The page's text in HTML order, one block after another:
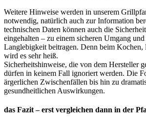
Weitere Hinweise werden in unserem
notwendig, natürlich auch zur Information
technischen Daten können auch die
eingehalten – zu einem sicheren Umgang
Langlebigkeit beitragen. Denn beim Kochen,
wird es sehr heiß.
Sicherheitshinweise, die von dem Hersteller
dürfen in keinem Fall ignoriert werden. Die
ärgerlichen Zwischenfällen bis hin zu
gesundheitlichen Auswirkungen.
das Fazit – erst vergleichen dann in der